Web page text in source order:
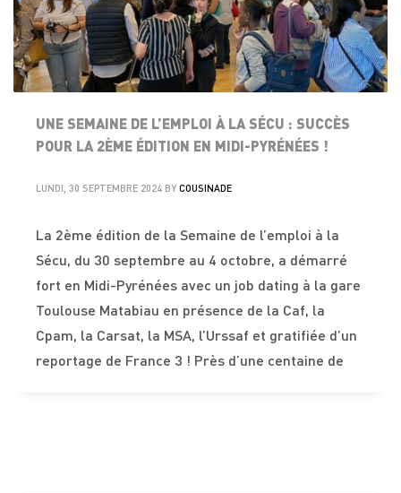
UNE SEMAINE DE L’EMPLOI À LA SÉCU : SUCCÈS
POUR LA 2ÈME ÉDITION EN MIDI-PYRÉNÉES !
LUNDI, 30 SEPTEMBRE 2024 BY COUSINADE
La 2ème édition de la Semaine de l’emploi à la
Sécu, du 30 septembre au 4 octobre, a démarré
fort en Midi-Pyrénées avec un job dating à la gare
Toulouse Matabiau en présence de la Caf, la
Cpam, la Carsat, la MSA, l’Urssaf et gratifiée d’un
reportage de France 3 ! Près d’une centaine de